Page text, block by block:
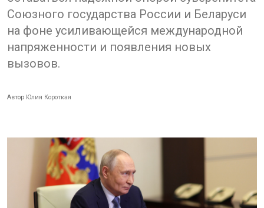
Союзного государства России и Беларуси
на фоне усиливающейся международной
напряженности и появления новых
вызовов.
Автор Юлия Короткая